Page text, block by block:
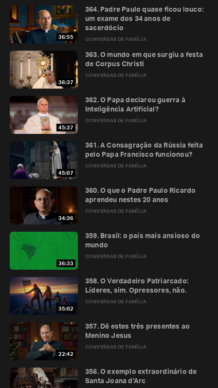
36:55 CONVERSAS DE FAMÍLIA
364. Padre Paulo quase ficou louco:
um exame dos 34 anos de
sacerdócio
36:37
CONVERSAS DE FAMÍLIA
363. O mundo em que surgiu a festa
de Corpus Christi
45:37
CONVERSAS DE FAMÍLIA
362. O Papa declarou guerra à
Inteligência Artificial?
45:07
CONVERSAS DE FAMÍLIA
361. A Consagração da Rússia feita
pelo Papa Francisco funcionou?
34:36
CONVERSAS DE FAMÍLIA
360. O que o Padre Paulo Ricardo
aprendeu nestes 20 anos
36:33
CONVERSAS DE FAMÍLIA
359. Brasil: o país mais ansioso do
mundo
35:02
CONVERSAS DE FAMÍLIA
358. O Verdadeiro Patriarcado:
Líderes, sim. Opressores, não.
22:42
CONVERSAS DE FAMÍLIA
357. Dê estes três presentes ao
Menino Jesus
356. O exemplo extraordinário de
Santa Joana d’Arc